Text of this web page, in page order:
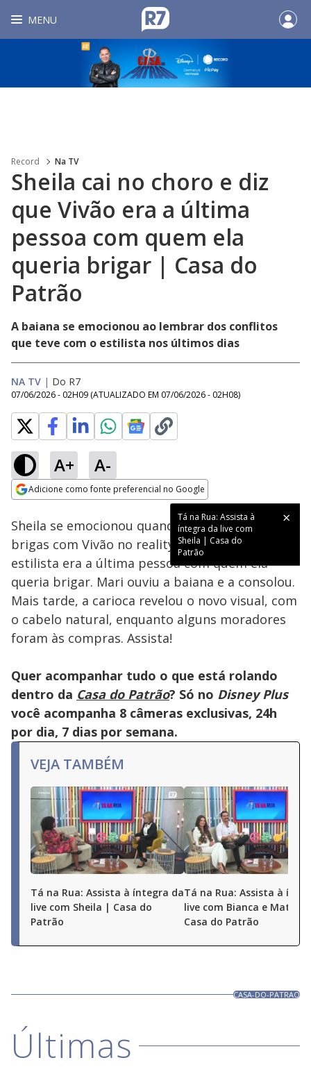
MENU
Record Na TV
Sheila cai no choro e diz
que Vivão era a última
pessoa com quem ela
queria brigar | Casa do
Patrão
A baiana se emocionou ao lembrar dos conflitos
que teve com o estilista nos últimos dias
NA TV | Do R7
07/06/2026 - 02H09 (ATUALIZADO EM 07/06/2026 - 02H08)
A+ A-
Adicione como fonte preferencial no Google
Tá na Rua: Assista à
íntegra da live com
Sheila | Casa do
Patrão
Ativar
Loaded
24.61%
Sheila se emocionou quando recordou das
brigas com Vivão no reality e desabafou que o
estilista era a última pessoa com quem ela
queria brigar. Mari ouviu a baiana e a consolou.
Mais tarde, a carioca revelou o novo visual, com
o cabelo natural, enquanto alguns moradores
foram às compras. Assista!
Quer acompanhar tudo o que está rolando
dentro da Casa do Patrão? Só no Disney Plus
você acompanha 8 câmeras exclusivas, 24h
por dia, 7 dias por semana.
VEJA TAMBÉM
Tá na Rua: Assista à íntegra da
live com Sheila | Casa do
Patrão
Tá na Rua: Assista à
live com Bianca e
Casa do Patrão
CASA-DO-PATRAO
Últimas